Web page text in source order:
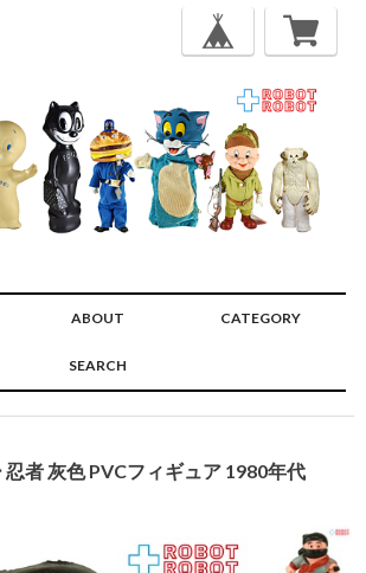
ABOUT CATEGORY
SEARCH
忍者 灰色 PVCフィギュア 1980年代